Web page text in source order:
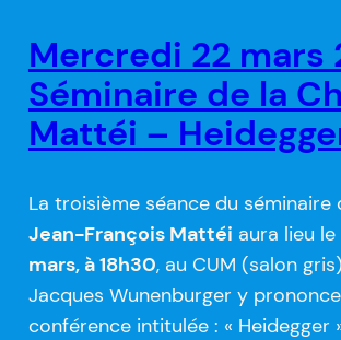
Mercredi 22 mars
Séminaire de la
Mattéi –
La troisième séance du séminaire
Jean-François Mattéi aura lieu le
mars, à 18h30, au CUM (salon
Jacques Wunenburger y
conférence intitulée : « Heidegger